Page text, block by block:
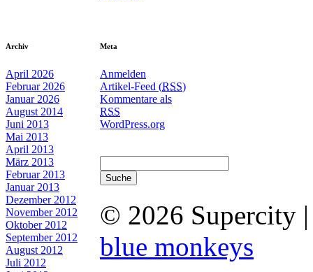
Archiv
April 2026
Februar 2026
Januar 2026
August 2014
Juni 2013
Mai 2013
April 2013
März 2013
Februar 2013
Januar 2013
Dezember 2012
November 2012
Oktober 2012
September 2012
August 2012
Juli 2012
Meta
Anmelden
Artikel-Feed (RSS)
Kommentare als
RSS
WordPress.org
© 2026 Supercity
blue monkeys